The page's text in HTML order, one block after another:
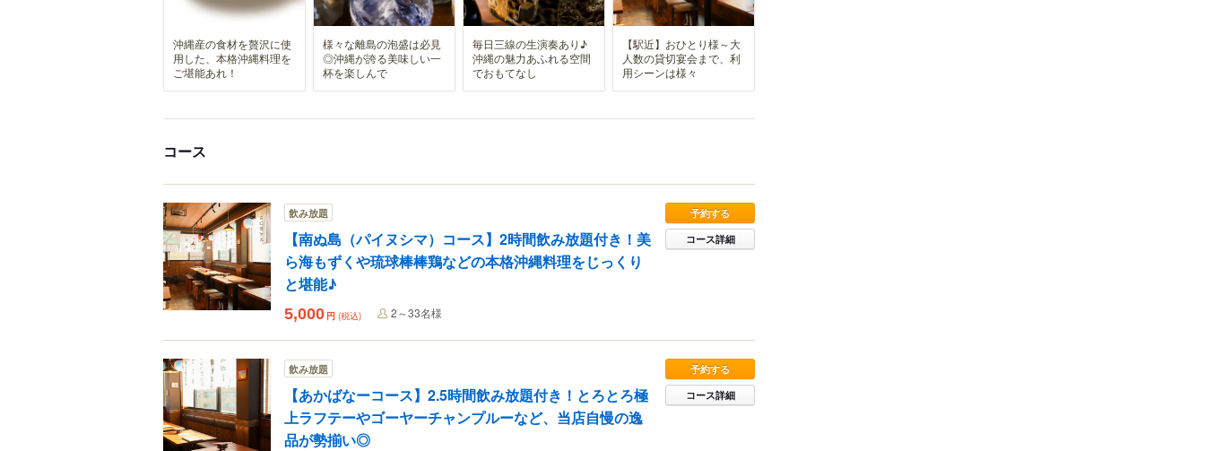
沖縄産の食材を贅沢に使
用した、本格沖縄料理を
ご堪能あれ！
様々な離島の泡盛は必見
◎沖縄が誇る美味しい一
杯を楽しんで
毎日三線の生演奏あり♪
沖縄の魅力あふれる空間
でおもてなし
【駅近】おひとり様～大
人数の貸切宴会まで、利
用シーンは様々
コース
飲み放題
【南ぬ島（パイヌシマ）コース】2時間飲み放題付き！美
ら海もずくや琉球棒棒鶏などの本格沖縄料理をじっくり
と堪能♪
予約する
コース詳細
5,000 円 (税込) 2～33名様
飲み放題
【あかばなーコース】2.5時間飲み放題付き！とろとろ極
上ラフテーやゴーヤーチャンプルーなど、当店自慢の逸
品が勢揃い◎
予約する
コース詳細